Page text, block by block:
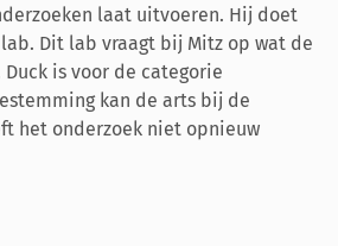
laat uitvoeren. Hij doet
Dit lab vraagt bij Mitz op wat de
is voor de categorie
kan de arts bij de
het onderzoek niet opnieuw